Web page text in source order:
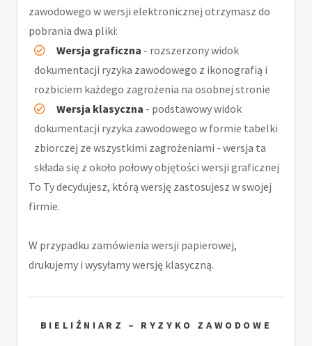
zawodowego w wersji elektronicznej otrzymasz do
pobrania dwa pliki:
Wersja graficzna - rozszerzony widok
dokumentacji ryzyka zawodowego z ikonografią i
rozbiciem każdego zagrożenia na osobnej stronie
Wersja klasyczna - podstawowy widok
dokumentacji ryzyka zawodowego w formie tabelki
zbiorczej ze wszystkimi zagrożeniami - wersja ta
składa się z około połowy objętości wersji graficznej
To Ty decydujesz, którą wersję zastosujesz w swojej
firmie.
W przypadku zamówienia wersji papierowej,
drukujemy i wysyłamy wersję klasyczną.
BIELIŹNIARZ – RYZYKO ZAWODOWE